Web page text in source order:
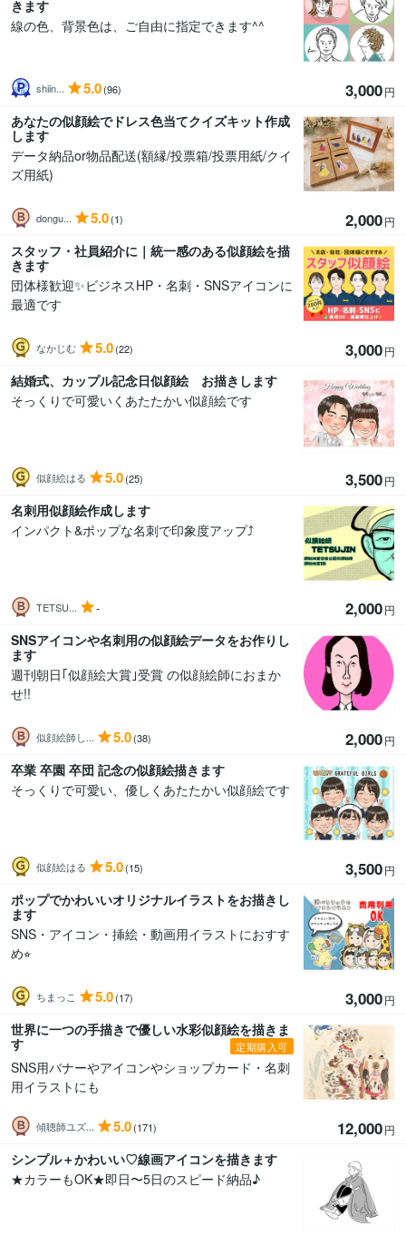
きます
線の色、背景色は、ご自由に指定できます^^
shiin... 5.0(96) 3,000円
あなたの似顔絵でドレス色当てクイズキット作成
します
データ納品or物品配送(額縁/投票箱/投票用紙/クイ
ズ用紙)
dongu... 5.0(1) 2,000円
スタッフ・社員紹介に｜統一感のある似顔絵を描
きます
団体様歓迎✨ビジネスHP・名刺・SNSアイコンに
最適です
なかじむ 5.0(22) 3,000円
結婚式、カップル記念日似顔絵 お描きします
そっくりで可愛いくあたたかい似顔絵です
似顔絵はる 5.0(25) 3,500円
名刺用似顔絵作成します
インパクト&ポップな名刺で印象度アップ⤴️
TETSU... - 2,000円
SNSアイコンや名刺用の似顔絵データをお作りし
ます
週刊朝日｢似顔絵大賞｣受賞 の似顔絵師におまか
せ!!
似顔絵師し... 5.0(38) 2,000円
卒業 卒園 卒団 記念の似顔絵描きます
そっくりで可愛い、優しくあたたかい似顔絵です
似顔絵はる 5.0(15) 3,500円
ポップでかわいいオリジナルイラストをお描きし
ます
SNS・アイコン・挿絵・動画用イラストにおすす
め⭐︎
ちまっこ 5.0(17) 3,000円
世界に一つの手描きで優しい水彩似顔絵を描きま
す
定期購入可
SNS用バナーやアイコンやショップカード・名刺
用イラストにも
傾聴師ユズ... 5.0(171) 12,000円
シンプル＋かわいい♡線画アイコンを描きます
★カラーもOK★即日〜5日のスピード納品♪